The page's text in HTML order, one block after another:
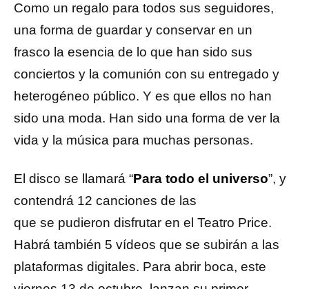
Como un regalo para todos sus seguidores,
una forma de guardar y conservar en un
frasco la esencia de lo que han sido sus
conciertos y la comunión con su entregado y
heterogéneo público. Y es que ellos no han
sido una moda. Han sido una forma de ver la
vida y la música para muchas personas.
El disco se llamará “Para todo el universo”, y
contendrá 12 canciones de las
que se pudieron disfrutar en el Teatro Price.
Habrá también 5 vídeos que se subirán a las
plataformas digitales. Para abrir boca, este